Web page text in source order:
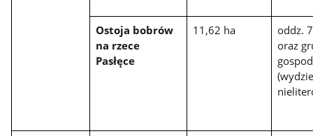
Ostoja bobrów
na rzece
Pasłęce
11,62 ha
oddz.
oraz